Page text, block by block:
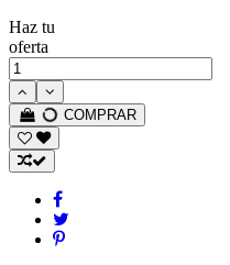
Haz tu
oferta
COMPRAR